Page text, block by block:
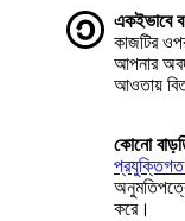
একইভাবে
কাজটির
আপনার
আওতায়
কোনো
প্রযুক্তিগত
করে।